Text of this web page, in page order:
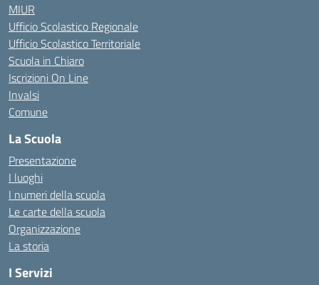
MIUR
Ufficio Scolastico Regionale
Ufficio Scolastico Territoriale
Scuola in Chiaro
Iscrizioni On Line
Invalsi
Comune
La Scuola
Presentazione
I luoghi
I numeri della scuola
Le carte della scuola
Organizzazione
La storia
I Servizi